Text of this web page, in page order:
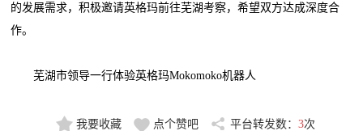
的发展需求，积极邀请英格玛前往芜湖考察，希望双方达成深度合
作。
芜湖市领导一行体验英格玛Mokomoko机器人
我要收藏 点个赞吧 平台转发数： 3次